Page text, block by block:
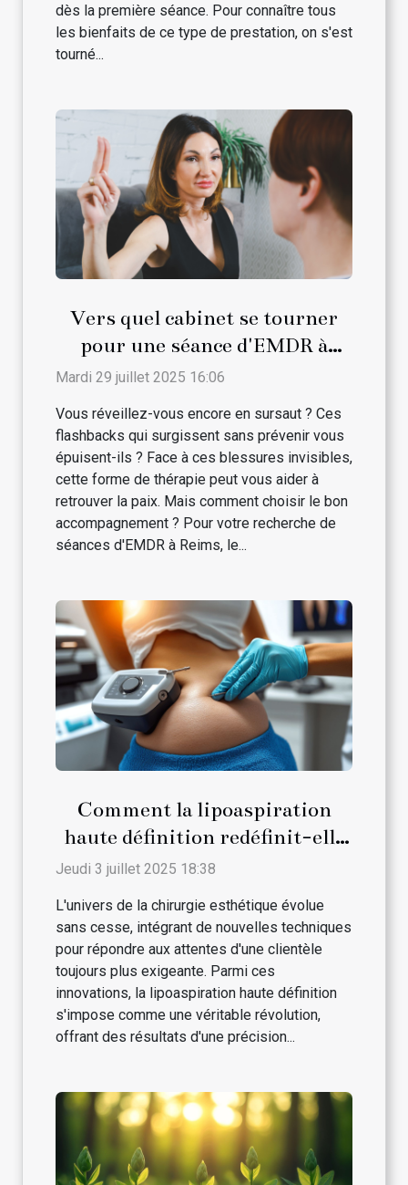
dès la première séance. Pour connaître tous
les bienfaits de ce type de prestation, on s'est
tourné...
Vers quel cabinet se tourner
pour une séance d'EMDR à
Reims ?
Mardi 29 juillet 2025 16:06
Vous réveillez-vous encore en sursaut ? Ces
flashbacks qui surgissent sans prévenir vous
épuisent-ils ? Face à ces blessures invisibles,
cette forme de thérapie peut vous aider à
retrouver la paix. Mais comment choisir le bon
accompagnement ? Pour votre recherche de
séances d'EMDR à Reims, le...
Comment la lipoaspiration
haute définition redéfinit-elle
la chirurgie esthétique ?
Jeudi 3 juillet 2025 18:38
L'univers de la chirurgie esthétique évolue
sans cesse, intégrant de nouvelles techniques
pour répondre aux attentes d'une clientèle
toujours plus exigeante. Parmi ces
innovations, la lipoaspiration haute définition
s'impose comme une véritable révolution,
offrant des résultats d'une précision...